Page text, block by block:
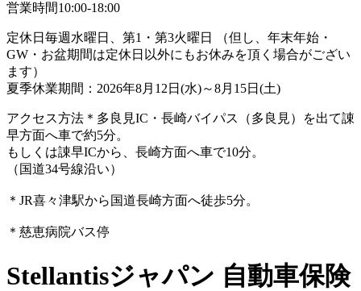
営業時間10:00-18:00
定休日 毎週水曜日、第1・第3火曜日 （但し、年末年始・
GW・お盆期間は定休日以外にもお休みを頂く場合がござい
ます）
夏季休業期間：2026年8月12日(水)～8月15日(土)
アクセス方法 ＊多良見IC・長崎バイパス（多良見）を出て諌
早方面へ車で約5分。
もしくは諌早ICから、長崎方面へ車で10分。
（国道34号線沿い）
＊JR喜々津駅から国道長崎方面へ徒歩5分。
＊慈恵病院バス停
Stellantisジャパン 自動車保険